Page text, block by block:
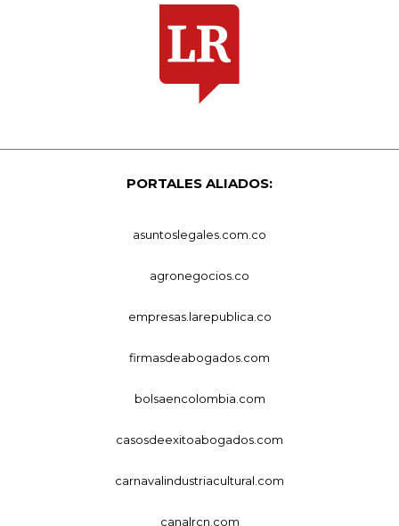
PORTALES ALIADOS:
asuntoslegales.com.co
agronegocios.co
empresas.larepublica.co
firmasdeabogados.com
bolsaencolombia.com
casosdeexitoabogados.com
carnavalindustriacultural.com
canalrcn.com